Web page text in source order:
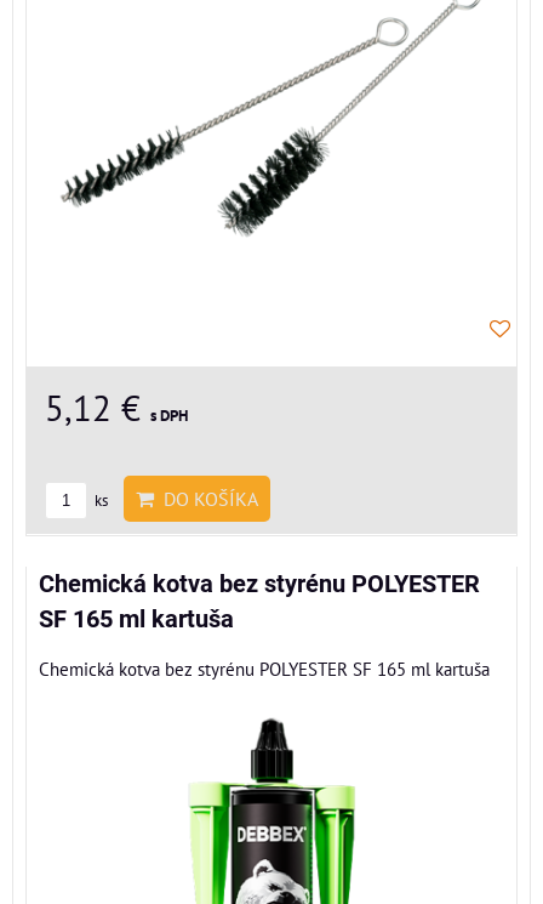
5,12 € s DPH
ks DO KOŠÍKA
Chemická kotva bez styrénu POLYESTER
SF 165 ml kartuša
Chemická kotva bez styrénu POLYESTER SF 165 ml kartuša